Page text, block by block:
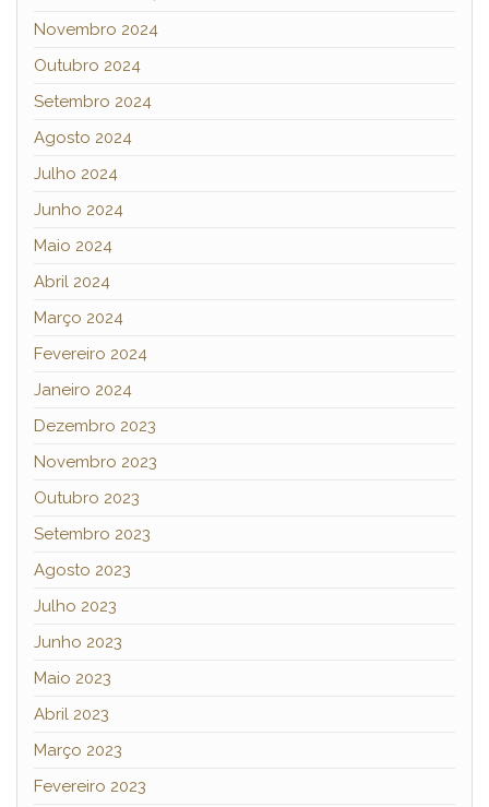
Novembro 2024
Outubro 2024
Setembro 2024
Agosto 2024
Julho 2024
Junho 2024
Maio 2024
Abril 2024
Março 2024
Fevereiro 2024
Janeiro 2024
Dezembro 2023
Novembro 2023
Outubro 2023
Setembro 2023
Agosto 2023
Julho 2023
Junho 2023
Maio 2023
Abril 2023
Março 2023
Fevereiro 2023